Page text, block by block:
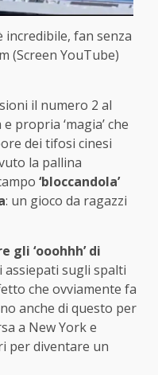
fan senza
(Screen YouTube)
il numero 2 al
propria ‘magia’ che
dei tifosi cinesi
la pallina
‘bloccandola’
: un gioco da ragazzi
gli ‘ooohhh’ di
sugli spalti
che ovviamente fa
anche di questo per
a New York e
per diventare un